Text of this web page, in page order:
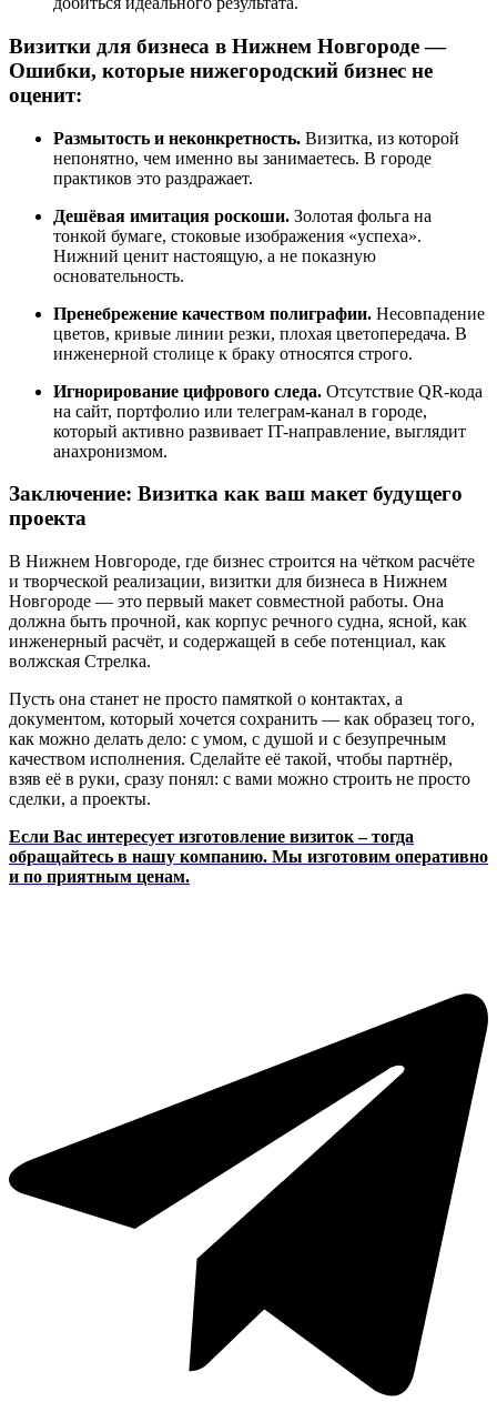
Визитки для бизнеса в Нижнем Новгороде —
Ошибки, которые нижегородский бизнес не
оценит:
Размытость и неконкретность. Визитка, из которой
непонятно, чем именно вы занимаетесь. В городе
практиков это раздражает.
Дешёвая имитация роскоши. Золотая фольга на
тонкой бумаге, стоковые изображения «успеха».
Нижний ценит настоящую, а не показную
основательность.
Пренебрежение качеством полиграфии. Несовпадение
цветов, кривые линии резки, плохая цветопередача. В
инженерной столице к браку относятся строго.
Игнорирование цифрового следа. Отсутствие QR-кода
на сайт, портфолио или телеграм-канал в городе,
который активно развивает IT-направление, выглядит
анахронизмом.
Заключение: Визитка как ваш макет будущего
проекта
В Нижнем Новгороде, где бизнес строится на чётком расчёте
и творческой реализации, визитки для бизнеса в Нижнем
Новгороде — это первый макет совместной работы. Она
должна быть прочной, как корпус речного судна, ясной, как
инженерный расчёт, и содержащей в себе потенциал, как
волжская Стрелка.
Пусть она станет не просто памяткой о контактах, а
документом, который хочется сохранить — как образец того,
как можно делать дело: с умом, с душой и с безупречным
качеством исполнения. Сделайте её такой, чтобы партнёр,
взяв её в руки, сразу понял: с вами можно строить не просто
сделки, а проекты.
Если Вас интересует изготовление визиток – тогда
обращайтесь в нашу компанию. Мы изготовим оперативно
и по приятным ценам.